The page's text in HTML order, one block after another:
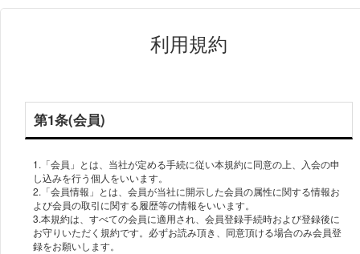
利用規約
第1条(会員)
1.「会員」とは、当社が定める手続に従い本規約に同意の上、入会の申
し込みを行う個人をいいます。
2.「会員情報」とは、会員が当社に開示した会員の属性に関する情報お
よび会員の取引に関する履歴等の情報をいいます。
3.本規約は、すべての会員に適用され、会員登録手続時および登録後に
お守りいただく規約です。必ずお読み頂き、同意頂ける場合のみ会員登
録をお願いします。